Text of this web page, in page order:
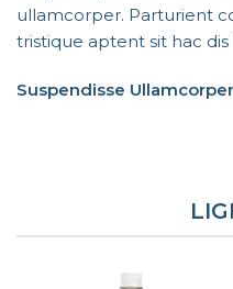
ullamcorper. Parturient
tristique aptent sit hac dis
Suspendisse